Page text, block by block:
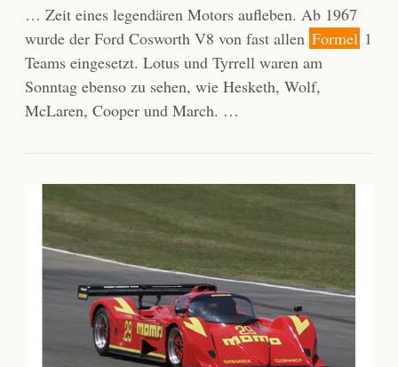
… Zeit eines legendären Motors aufleben. Ab 1967
wurde der Ford Cosworth V8 von fast allen Formel 1
Teams eingesetzt. Lotus und Tyrrell waren am
Sonntag ebenso zu sehen, wie Hesketh, Wolf,
McLaren, Cooper und March. …